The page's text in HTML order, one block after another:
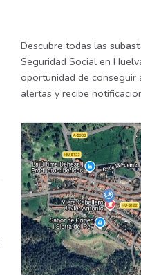
Descubre todas las
Seguridad Social en
oportunidad de conseguir
alertas y recibe